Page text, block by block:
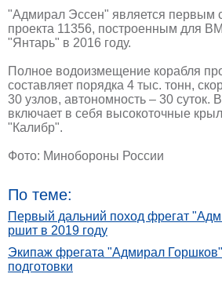
"Адмирал Эссен" является первым
проекта 11356, построенным для
"Янтарь" в 2016 году.
Полное водоизмещение корабля
составляет порядка 4 тыс. тонн,
30 узлов, автономность – 30 суток.
включает в себя высокоточные
"Калибр".
Фото: Минобороны России
По теме:
Первый дальний поход фрегат
ршит в 2019 году
Экипаж фрегата "Адмирал
подготовки